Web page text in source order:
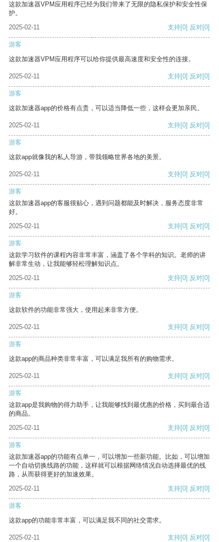
这款加速器VPM应用程序已经为我们带来了无限的隐私保护和安全性保
护。
2025-02-11
支持[0] 反对[0]
游客
这款加速器VPM应用程序可以给你提供最高速度和安全性的连接。
2025-02-11 支持[0] 反对[0]
游客
这款加速器app的价格有点贵，可以适当降低一些，这样会更加亲民。
2025-02-11 支持[0] 反对[0]
游客
这款app就像我的私人导游，带我领略世界各地的美景。
2025-02-11 支持[0] 反对[0]
游客
这款加速器app的客服很贴心，遇到问题都能及时解决，服务态度非常
好。
2025-02-11
支持[0] 反对[0]
游客
这款学习软件的课程内容非常丰富，涵盖了各个学科的知识。老师的讲
解非常生动，让我能够轻松理解知识点。
2025-02-11
支持[0] 反对[0]
游客
这款软件的功能非常强大，使用起来非常方便。
2025-02-11 支持[0] 反对[0]
游客
这款app的商品种类非常丰富，可以满足我所有的购物需求。
2025-02-11 支持[0] 反对[0]
游客
这款app是我购物的得力助手，让我能够找到最优惠的价格，买到最合适
的商品。
2025-02-11
支持[0] 反对[0]
游客
这款加速器app的功能有点单一，可以增加一些新功能。比如，可以增加
一个自动切换线路的功能，这样就可以根据网络情况自动选择最优的线
路，从而获得更好的加速效果。
2025-02-11
支持[0] 反对[0]
游客
这款app的功能非常丰富，可以满足我不同的社交需求。
2025-02-11 支持[0] 反对[0]